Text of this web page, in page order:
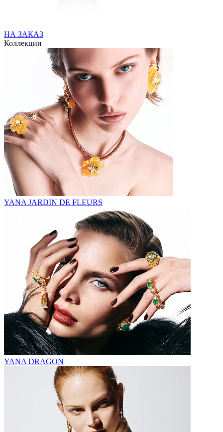
НА ЗАКАЗ
Коллекции
YANA JARDIN DE FLEURS
YANA DRAGON